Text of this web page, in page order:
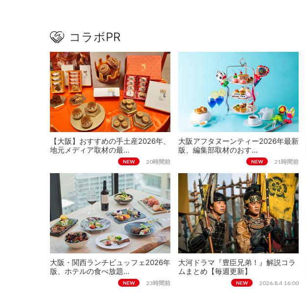
コラボPR
【大阪】おすすめの手土産2026年、
地元メディア取材の最…
NEW 20時間前
大阪アフタヌーンティー2026年最新
版、編集部取材のおす…
NEW 21時間前
大阪・関西ランチビュッフェ2026年
版、ホテルの食べ放題…
NEW 23時間前
大河ドラマ『豊臣兄弟！』解説コラ
ムまとめ【毎週更新】
NEW 2026.8.4 16:00